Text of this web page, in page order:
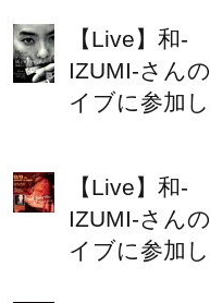
【Live】和-
IZUMI-さん
イブに参加
【Live】和-
IZUMI-さん
イブに参加